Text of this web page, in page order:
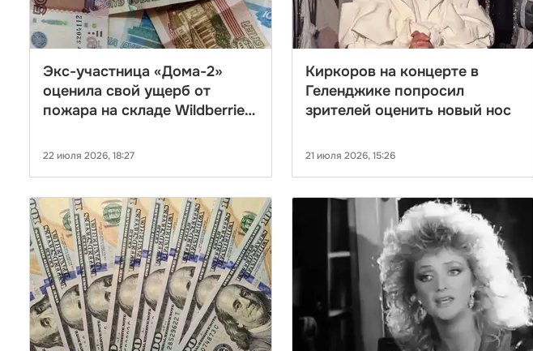
Экс-участница «Дома-2»
оценила свой ущерб от
пожара на складе Wildberries
22 июля 2026, 18:27
Киркоров на концерте в
Геленджике попросил
зрителей оценить новый нос
21 июля 2026, 15:26